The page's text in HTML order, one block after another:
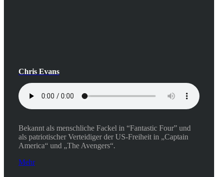
Chris Evans
Bekannt als menschliche Fackel in “Fantastic Four” und
als patriotischer Verteidiger der US-Freiheit in „Captain
America“ und „The Avengers“.
Mehr